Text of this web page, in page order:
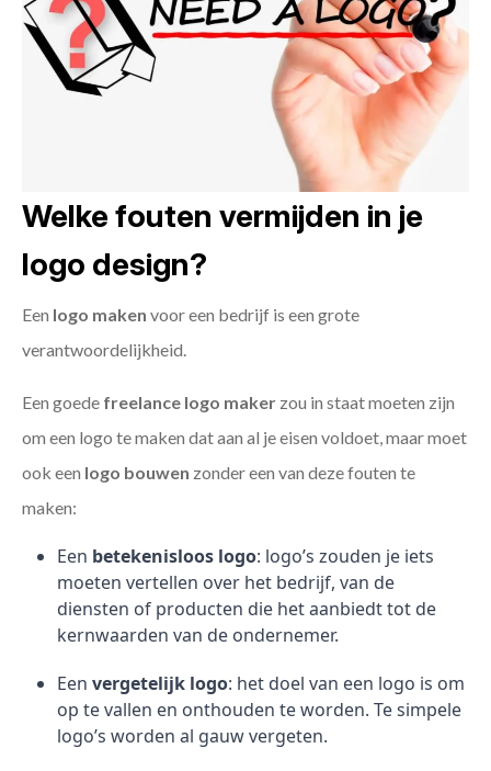
Welke fouten vermijden in je
logo design?
Een logo maken voor een bedrijf is een grote
verantwoordelijkheid.
Een goede freelance logo maker zou in staat moeten zijn
om een logo te maken dat aan al je eisen voldoet, maar moet
ook een logo bouwen zonder een van deze fouten te
maken:
Een betekenisloos logo: logo’s zouden je iets
moeten vertellen over het bedrijf, van de
diensten of producten die het aanbiedt tot de
kernwaarden van de ondernemer.
Een vergetelijk logo: het doel van een logo is om
op te vallen en onthouden te worden. Te simpele
logo’s worden al gauw vergeten.